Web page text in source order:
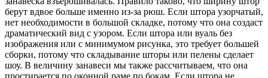
берут вдвое больше именно из-за рюш. Если штора узорчатый,
нет необходимости в большой складке, потому что она создаст
драматический вид с узором. Если штора или вуаль без
изображения или с минимумом рисунка, это требует большей
сборки, потому что складывание шторы или пелены сделает
шоу. В величину занавеси мы также рассчитываем, что она